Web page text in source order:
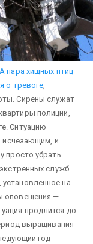
пара хищных птиц
о тревоге,
Сирены служат
полиции,
Ситуацию
исчезающим, и
просто убрать
служб
на
оповещения —
продлится до
выращивания
год